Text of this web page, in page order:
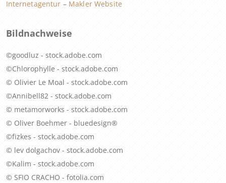
Internetagentur – Makler Website
Bildnachweise
©goodluz - stock.adobe.com
©Chlorophylle - stock.adobe.com
© Olivier Le Moal - stock.adobe.com
©Annibell82 - stock.adobe.com
© metamorworks - stock.adobe.com
© Oliver Boehmer - bluedesign®
©fizkes - stock.adobe.com
© lev dolgachov - stock.adobe.com
©Kalim - stock.adobe.com
© SFIO CRACHO - fotolia.com